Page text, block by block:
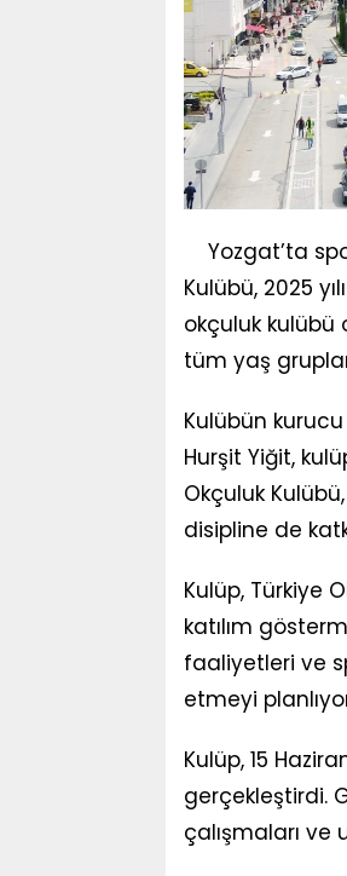
Yozgat’ta
Kulübü, 2025
okçuluk kulübü
tüm yaş
Kulübün kurucu
Hurşit Yiğit,
Okçuluk
disipline de
Kulüp, Türkiye
katılım
faaliyetleri ve
etmeyi
Kulüp, 15
gerçekleştirdi.
çalışmaları